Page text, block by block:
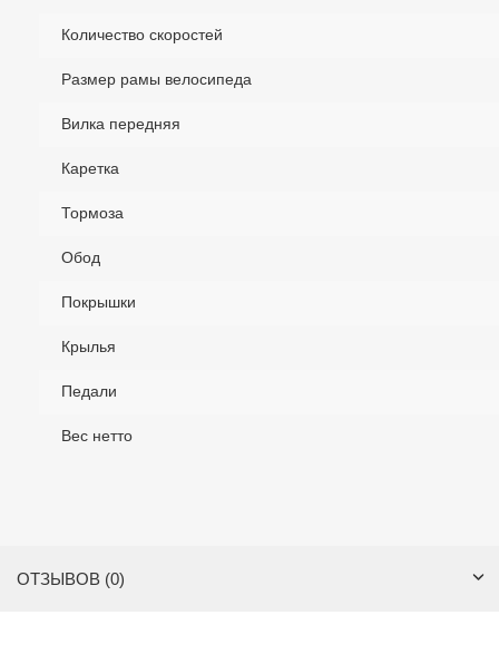
Количество скоростей
Размер рамы велосипеда
Вилка передняя
Каретка
Тормоза
Обод
Покрышки
Крылья
Педали
Вес нетто
ОТЗЫВОВ (0)